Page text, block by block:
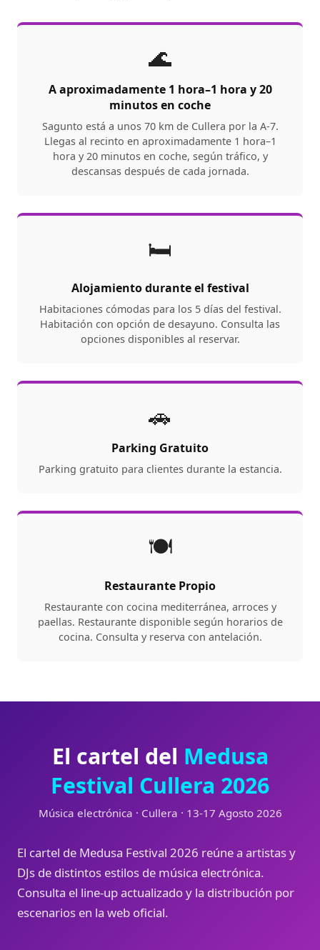
🌊
A aproximadamente 1 hora–1 hora y 20
minutos en coche
Sagunto está a unos 70 km de Cullera por la A-7.
Llegas al recinto en aproximadamente 1 hora–1
hora y 20 minutos en coche, según tráfico, y
descansas después de cada jornada.
🛏️
Alojamiento durante el festival
Habitaciones cómodas para los 5 días del festival.
Habitación con opción de desayuno. Consulta las
opciones disponibles al reservar.
🚗
Parking Gratuito
Parking gratuito para clientes durante la estancia.
🍽️
Restaurante Propio
Restaurante con cocina mediterránea, arroces y
paellas. Restaurante disponible según horarios de
cocina. Consulta y reserva con antelación.
El cartel del Medusa
Festival Cullera 2026
Música electrónica · Cullera · 13-17 Agosto 2026
El cartel de Medusa Festival 2026 reúne a artistas y
DJs de distintos estilos de música electrónica.
Consulta el line-up actualizado y la distribución por
escenarios en la web oficial.